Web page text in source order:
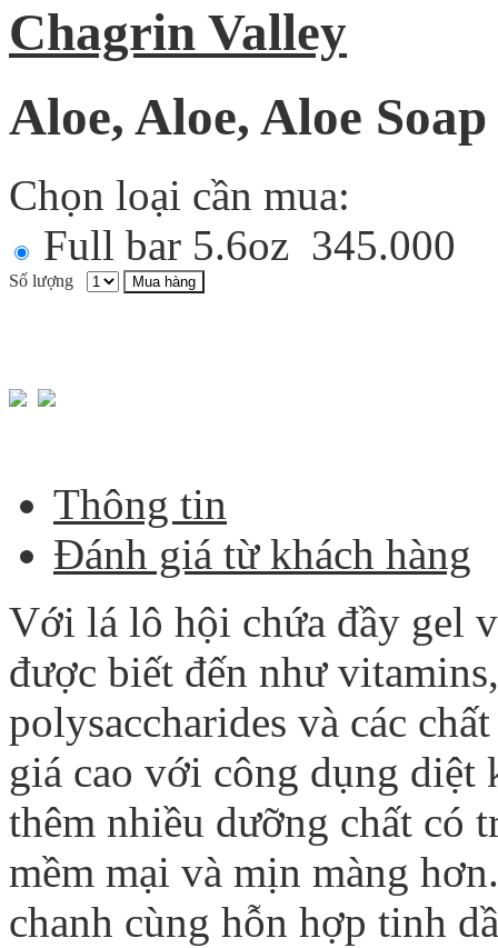
Chagrin Valley
Aloe, Aloe, Aloe Soap
Chọn loại cần mua:
Full bar 5.6oz 345.000
Số lượng Mua hàng
Thông tin
Đánh giá từ khách hàng
Với lá lô hội chứa đầy gel
được biết đến như
polysaccharides và các
giá cao với công dụng diệt
thêm nhiều dưỡng chất có
mềm mại và mịn màng
chanh cùng hỗn hợp tinh